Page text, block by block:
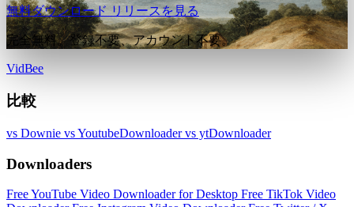
無料ダウンロード リリースを見る
完全無料。登録不要、アカウント不要。
VidBee
比較
vs Downie vs YoutubeDownloadervs ytDownloader
Downloaders
Free YouTube Video Downloader for Desktop Free TikTok Video